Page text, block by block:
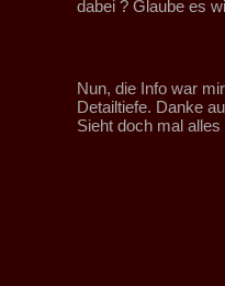
dabei ? Glaube es
Nun, die Info war
Detailtiefe. Danke
Sieht doch mal